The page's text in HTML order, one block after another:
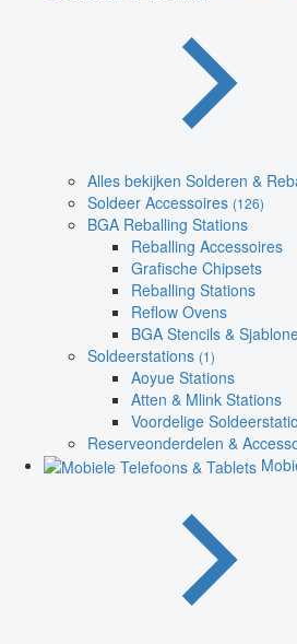
Alles bekijken Solderen &
Soldeer Accessoires (126)
BGA Reballing Stations
Reballing Accessoires
Grafische Chipsets
Reballing Stations
Reflow Ovens
BGA Stencils &
Soldeerstations (1)
Aoyue Stations
Atten & Mlink Stations
Voordelige
Reserveonderdelen &